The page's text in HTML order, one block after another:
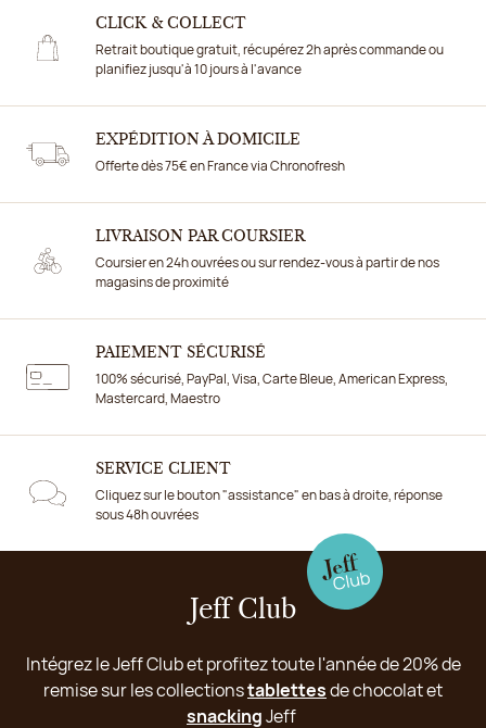
CLICK & COLLECT
Retrait boutique gratuit, récupérez 2h après commande ou
planifiez jusqu'à 10 jours à l'avance
EXPÉDITION À DOMICILE
Offerte dès 75€ en France via Chronofresh
LIVRAISON PAR COURSIER
Coursier en 24h ouvrées ou sur rendez-vous à partir de nos
magasins de proximité
PAIEMENT SÉCURISÉ
100% sécurisé, PayPal, Visa, Carte Bleue, American Express,
Mastercard, Maestro
SERVICE CLIENT
Cliquez sur le bouton "assistance" en bas à droite, réponse
sous 48h ouvrées
Jeff Club
Intégrez le Jeff Club et profitez toute l'année de 20% de
remise sur les collectionstablettesde chocolat et
snackingJeff